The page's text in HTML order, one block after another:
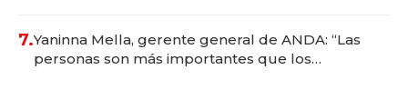
7.Yaninna Mella, gerente general de ANDA: “Las
personas son más importantes que los